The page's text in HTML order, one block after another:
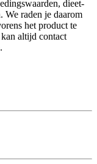
dieet-
We raden je daarom
het product te
altijd contact